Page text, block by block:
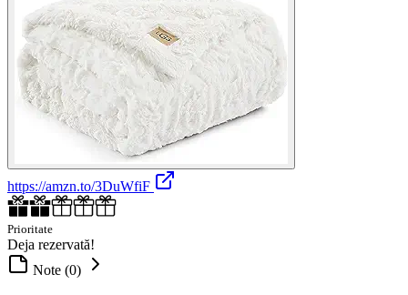
https://amzn.to/3DuWfiF
Prioritate
Deja rezervată!
Note (0)